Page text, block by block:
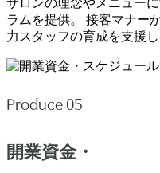
ラムを提供。 接客マナー
力スタッフの育成を支援し
Produce 05
開業資金・